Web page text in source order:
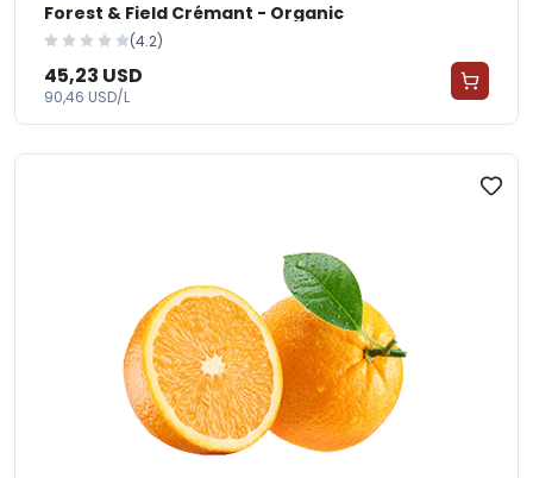
Forest & Field Crémant - Organic
(4.2)
45,23 USD
90,46 USD/L